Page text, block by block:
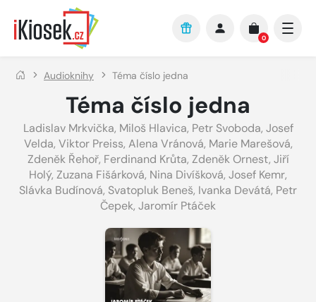
Přejít na hlavní obsah
0
Audioknihy Téma číslo jedna
Téma číslo jedna
Ladislav Mrkvička, Miloš Hlavica, Petr Svoboda, Josef
Velda, Viktor Preiss, Alena Vránová, Marie Marešová,
Zdeněk Řehoř, Ferdinand Krůta, Zdeněk Ornest, Jiří
Holý, Zuzana Fišárková, Nina Divíšková, Josef Kemr,
Slávka Budínová, Svatopluk Beneš, Ivanka Devátá, Petr
Čepek, Jaromír Ptáček